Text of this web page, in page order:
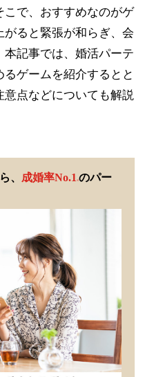
こで、おすすめなのがゲ
ると緊張が和らぎ、会
記事では、婚活パーテ
ゲームを紹介するとと
意点などについても解説
、 成婚率No.1 ※のパー